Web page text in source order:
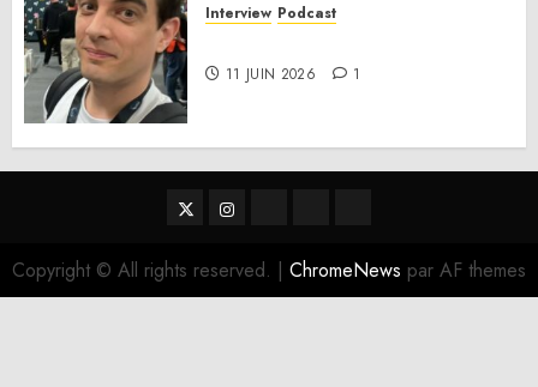
Interview Podcast
11 JUIN 2026 1
TwitterInstagram
Copyright © All rights reserved. | ChromeNews par AF themes